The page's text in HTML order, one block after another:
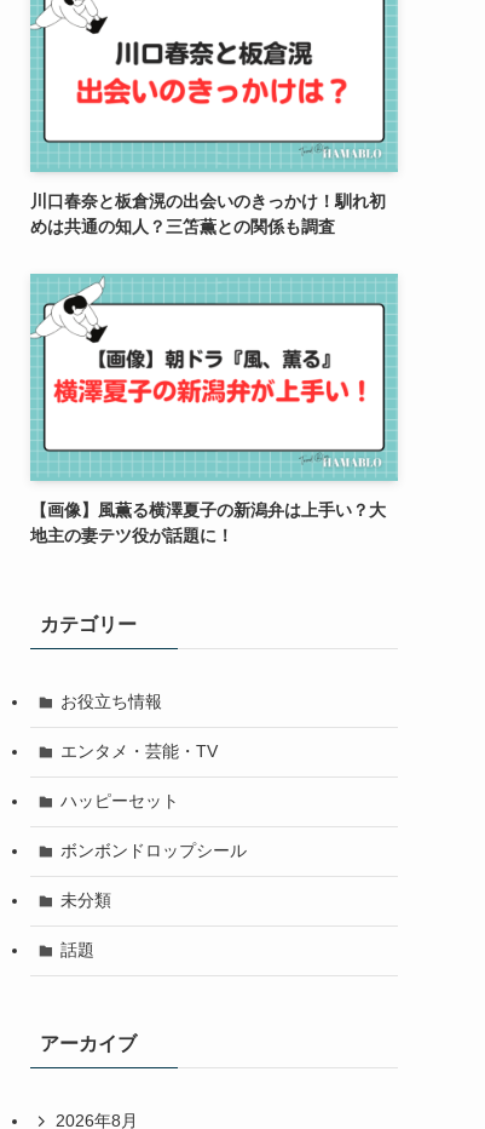
川口春奈と板倉滉の出会いのきっかけ！馴れ初
めは共通の知人？三笘薫との関係も調査
【画像】風薫る横澤夏子の新潟弁は上手い？大
地主の妻テツ役が話題に！
カテゴリー
お役立ち情報
エンタメ・芸能・TV
ハッピーセット
ボンボンドロップシール
未分類
話題
アーカイブ
2026年8月